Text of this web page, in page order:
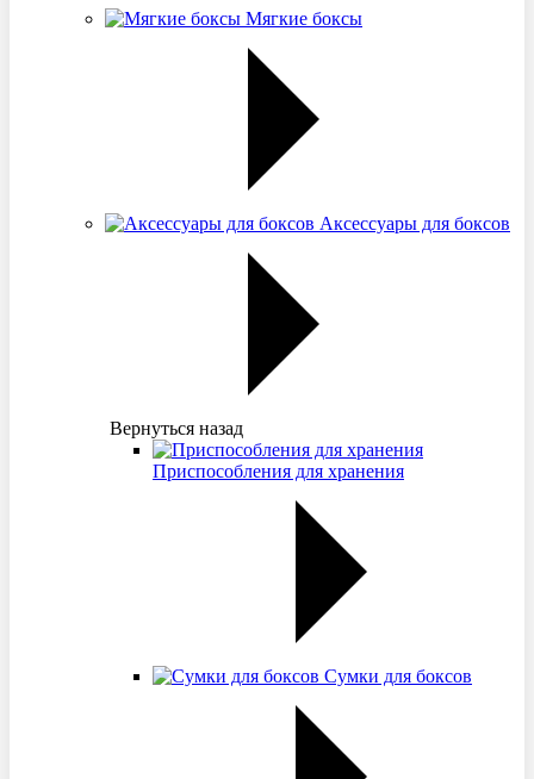
Мягкие боксы
Аксессуары для боксов
Вернуться назад
Приспособления для хранения
Сумки для боксов